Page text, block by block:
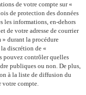
de votre compte sur «
de protection des données
les informations, en-dehors
de votre adresse de courrier
durant la procédure
discrétion de «
pouvez contrôler quelles
publiques ou non. De plus,
à la liste de diffusion du
compte.